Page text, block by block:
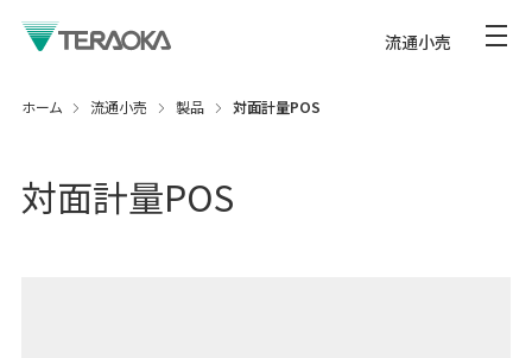
流通小売
ホーム 流通小売 製品 対面計量POS
対面計量POS